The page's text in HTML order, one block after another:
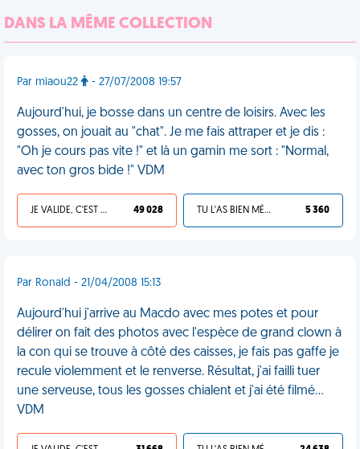
DANS LA MÊME COLLECTION
Par miaou22 - 27/07/2008 19:57
Aujourd'hui, je bosse dans un centre de loisirs. Avec les
gosses, on jouait au "chat". Je me fais attraper et je dis :
"Oh je cours pas vite !" et là un gamin me sort : "Normal,
avec ton gros bide !" VDM
JE VALIDE, C'EST UNE VDM 49 028 TU L'AS BIEN MÉRITÉ 5 360
Par Ronald - 21/04/2008 15:13
Aujourd'hui j'arrive au Macdo avec mes potes et pour
délirer on fait des photos avec l'espèce de grand clown à
la con qui se trouve à côté des caisses, je fais pas gaffe je
recule violemment et le renverse. Résultat, j'ai failli tuer
une serveuse, tous les gosses chialent et j'ai été filmé...
VDM